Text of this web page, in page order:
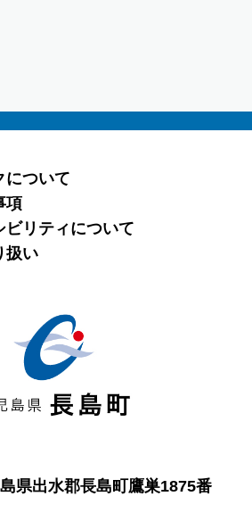
について
項
ビリティについて
扱い
県出水郡長島町鷹巣1875番